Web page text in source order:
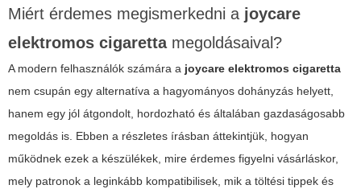
Miért érdemes megismerkedni a joycare
elektromos cigarettamegoldásaival?
A modern felhasználók számára a joycare elektromos cigaretta
nem csupán egy alternatíva a hagyományos dohányzás helyett,
hanem egy jól átgondolt, hordozható és általában gazdaságosabb
megoldás is. Ebben a részletes írásban áttekintjük, hogyan
működnek ezek a készülékek, mire érdemes figyelni vásárláskor,
mely patronok a leginkább kompatibilisek, mik a töltési tippek és